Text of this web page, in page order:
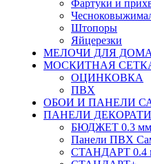
Фартуки и
Штопоры
Яйцерезки
МЕЛОЧИ ДЛЯ ДОМА
МОСКИТНАЯ
ОЦИНКОВКА
ПВХ
ОБОИ И ПАНЕЛИ
ПАНЕЛИ
БЮДЖЕТ 0.3
Панели ПВХ
СТАНДАРТ 0.4